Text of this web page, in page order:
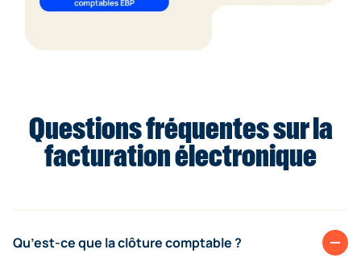
Questions fréquentes sur la
facturation électronique
Qu’est-ce que la clôture comptable ?